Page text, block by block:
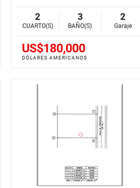
2
CUARTO(S)
3
BAÑO(S)
2
Garaje
US$180,000
DÓLARES AMERICANOS